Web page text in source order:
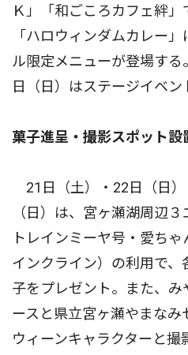
Ｋ」「和ごころカフェ絆
「ハロウィンダムカレー
ル限定メニューが登場す
日（日）はステージイベン
菓子進呈・撮影スポット設
21日（土）・22日（日）
（日）は、宮ヶ瀬湖周辺
トレインミーヤ号・愛ち
インクライン）の利用で
子をプレゼント。また、
ースと県立宮ヶ瀬やまな
ウィーンキャラクターと撮